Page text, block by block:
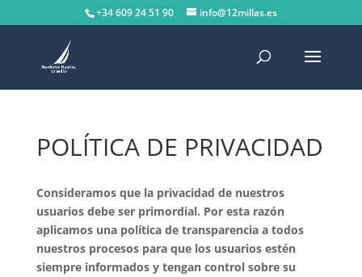
+34 609 24 51 90 info@12millas.es
POLÍTICA DE PRIVACIDAD
Consideramos que la privacidad de nuestros
usuarios debe ser primordial. Por esta razón
aplicamos una política de transparencia a todos
nuestros procesos para que los usuarios estén
siempre informados y tengan control sobre su